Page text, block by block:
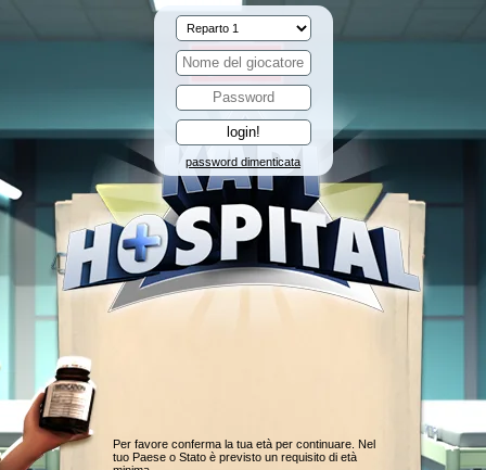
password dimenticata
Per favore conferma la tua età per continuare. Nel
tuo Paese o Stato è previsto un requisito di età